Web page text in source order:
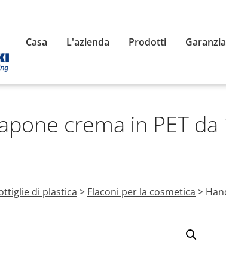
Casa L'azienda Prodotti
crema in PET
di plastica > Flaconi per la cosmetica >